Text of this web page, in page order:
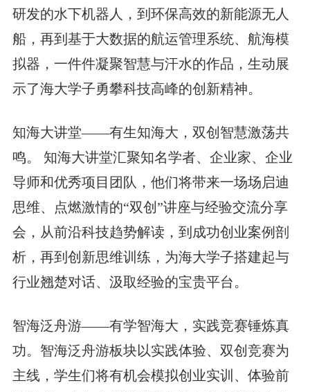
研发的水下机器人，到环保高效的新能源无人
船，再到基于大数据的航运管理系统、航海模
拟器，一件件凝聚智慧与汗水的作品，生动展
示了海大学子勇攀科技高峰的创新精神。
知海大讲堂——有生知海大，双创智慧激荡共
鸣。 知海大讲堂汇聚知名学者、企业家、企业
导师和优秀项目团队，他们将带来一场场启迪
思维、点燃激情的“双创”讲座与经验交流分享
会，从前沿科技趋势解读，到成功创业案例剖
析，再到创新思维训练，为海大学子搭建起与
行业翘楚对话、汲取经验的宝贵平台。
智海泛舟游——有学智海大，实践竞赛锤炼真
功。智海泛舟游板块以实践体验、双创竞赛为
主线，学生们将有机会模拟创业实训、体验前